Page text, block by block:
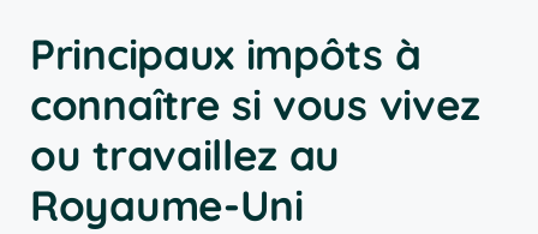
Principaux impôts à
connaître si vous vivez
ou travaillez au
Royaume-Uni